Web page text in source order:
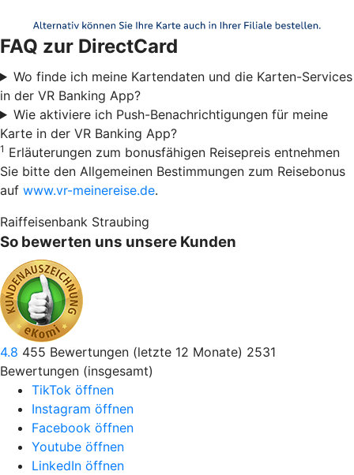
FAQ zur DirectCard
Wo finde ich meine Kartendaten und die Karten-Services
in der VR Banking App?
Wie aktiviere ich Push-Benachrichtigungen für meine
Karte in der VR Banking App?
1 Erläuterungen zum bonusfähigen Reisepreis entnehmen
Sie bitte den Allgemeinen Bestimmungen zum Reisebonus
auf www.vr-meinereise.de.
Raiffeisenbank Straubing
So bewerten uns unsere Kunden
4.8 455 Bewertungen (letzte 12 Monate) 2531
Bewertungen (insgesamt)
TikTok öffnen
Instagram öffnen
Facebook öffnen
Youtube öffnen
LinkedIn öffnen